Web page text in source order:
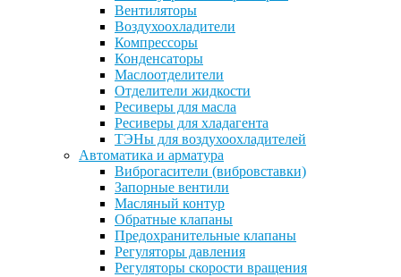
Вентиляторы
Воздухоохладители
Компрессоры
Конденсаторы
Маслоотделители
Отделители жидкости
Ресиверы для масла
Ресиверы для хладагента
ТЭНы для воздухоохладителей
Автоматика и арматура
Виброгасители (вибровставки)
Запорные вентили
Масляный контур
Обратные клапаны
Предохранительные клапаны
Регуляторы давления
Регуляторы скорости вращения